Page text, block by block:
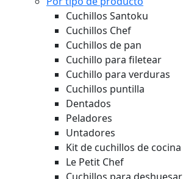
Cuchillos Santoku
Cuchillos Chef
Cuchillos de pan
Cuchillo para filetear
Cuchillo para verduras
Cuchillos puntilla
Dentados
Peladores
Untadores
Kit de cuchillos de cocina
Le Petit Chef